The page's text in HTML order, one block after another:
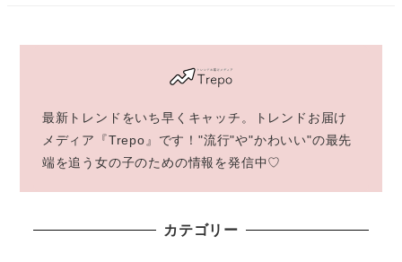
最新トレンドをいち早くキャッチ。トレンドお届け
メディア『Trepo』です！"流行"や"かわいい"の最先
端を追う女の子のための情報を発信中♡
カテゴリー